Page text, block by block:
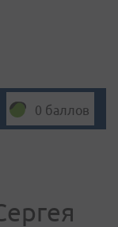
0 баллов